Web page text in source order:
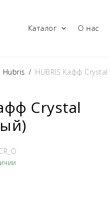
Каталог О нас
Hubris / HUBRIS Кафф Crystal
Crystal